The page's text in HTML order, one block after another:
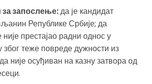
запослење:да је кандидат
Републике Србије; да
није престајао радни однос у
теже повреде дужности из
није осуђиван на казну затвора од